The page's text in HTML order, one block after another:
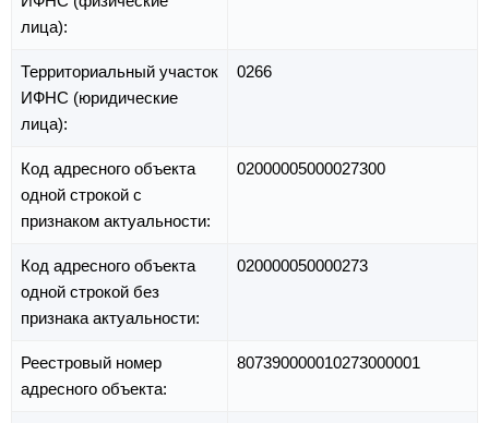
лица):
Территориальный участок
ИФНС (юридические
лица):
0266
Код адресного объекта
одной строкой с
признаком актуальности:
02000005000027300
Код адресного объекта
одной строкой без
признака актуальности:
020000050000273
Реестровый номер
адресного объекта:
807390000010273000001